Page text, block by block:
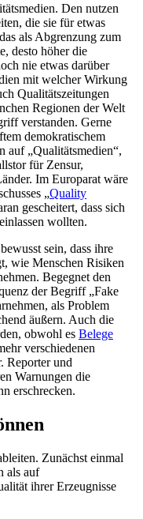
Den nutzen
die sie für etwas
als Abgrenzung zum
desto höher die
nie etwas darüber
mit welcher Wirkung
Qualitätszeitungen
Regionen der Welt
verstanden. Gerne
demokratischem
auf „Qualitätsmedien“,
für Zensur,
Im Europarat wäre
„Quality
gescheitert, dass sich
wollten.
sein, dass ihre
wie Menschen Risiken
Begegnet den
der Begriff „Fake
als Problem
äußern. Auch die
obwohl es Belege
verschiedenen
Reporter und
Warnungen die
erschrecken.
Zunächst einmal
als auf
ihrer Erzeugnisse